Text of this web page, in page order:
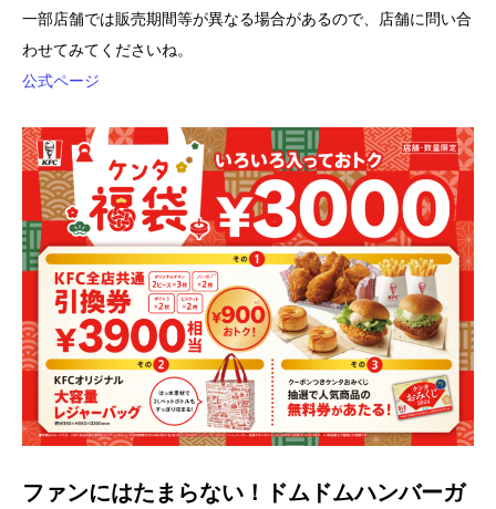
一部店舗では販売期間等が異なる場合があるので、店舗に問い合
わせてみてくださいね。
公式ページ
ファンにはたまらない！ドムドムハンバーガ